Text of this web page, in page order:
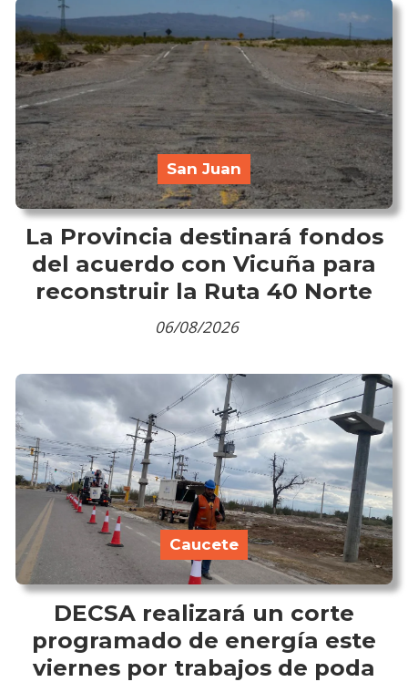
La Provincia destinará fondos
del acuerdo con Vicuña para
reconstruir la Ruta 40 Norte
San Juan
06/08/2026
DECSA realizará un corte
programado de energía este
viernes por trabajos de poda
Caucete